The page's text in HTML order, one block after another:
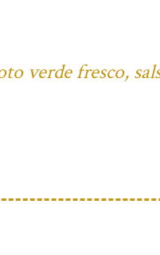
verde fresco,